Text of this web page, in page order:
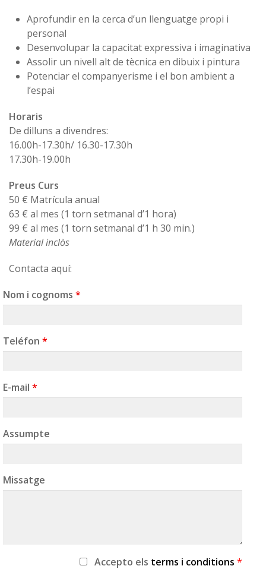
Aprofundir en la cerca d’un llenguatge propi i
personal
Desenvolupar la capacitat expressiva i imaginativa
Assolir un nivell alt de tècnica en dibuix i pintura
Potenciar el companyerisme i el bon ambient a
l’espai
Horaris
De dilluns a divendres:
16.00h-17.30h/ 16.30-17.30h
17.30h-19.00h
Preus Curs
50 € Matrícula anual
63 € al mes (1 torn setmanal d’1 hora)
99 € al mes (1 torn setmanal d’1 h 30 min.)
Material inclòs
Contacta aquí:
Nom i cognoms *
Teléfon *
E-mail *
Assumpte
Missatge
Accepto els terms i conditions *